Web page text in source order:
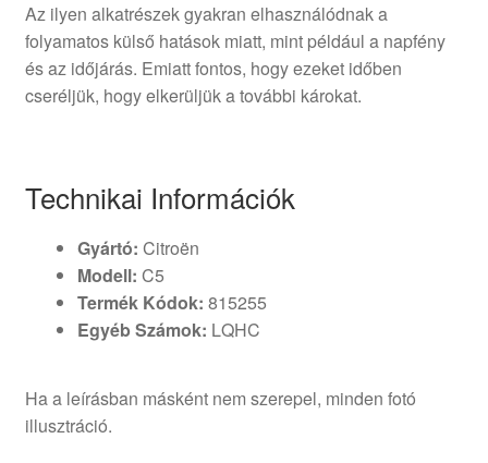
Az ilyen alkatrészek gyakran elhasználódnak a
folyamatos külső hatások miatt, mint például a napfény
és az időjárás. Emiatt fontos, hogy ezeket időben
cseréljük, hogy elkerüljük a további károkat.
Technikai Információk
Gyártó: Citroën
Modell: C5
Termék Kódok: 815255
Egyéb Számok: LQHC
Ha a leírásban másként nem szerepel, minden fotó
illusztráció.